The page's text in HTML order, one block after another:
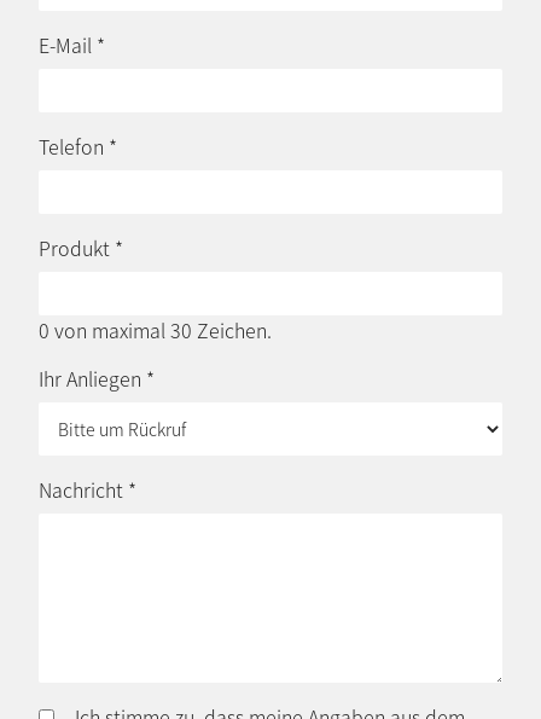
E-Mail *
Telefon *
Produkt *
0 von maximal 30 Zeichen.
Ihr Anliegen *
Nachricht *